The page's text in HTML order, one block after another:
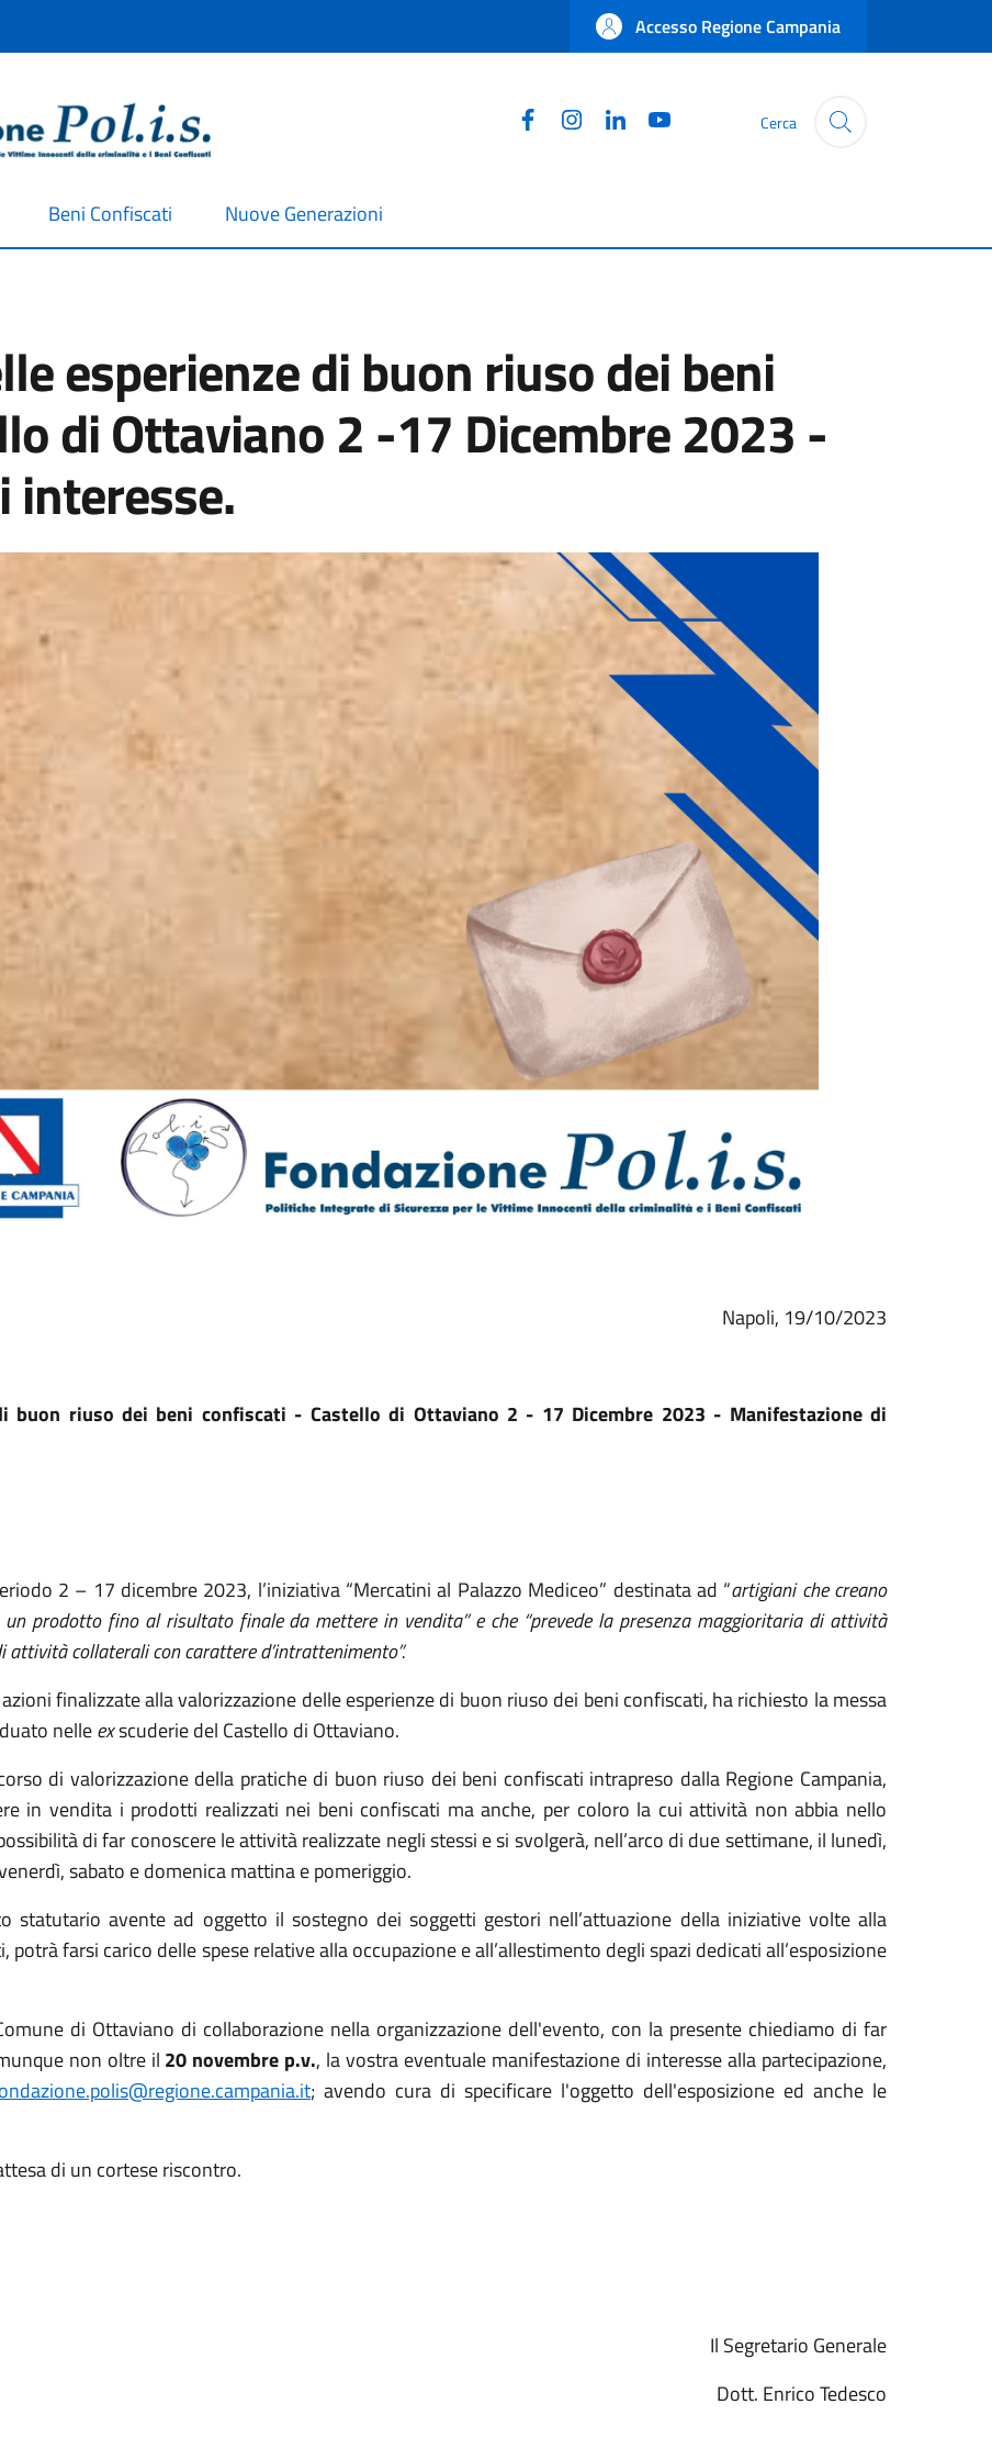
Accesso Regione Campania
FacebookInstagram
Linkedin Cerca
Beni Confiscati Nuove Generazioni
esperienze di buon riuso dei beni
di Ottaviano 2 -17 Dicembre 2023 -
interesse.
Napoli, 19/10/2023
buon riuso dei beni confiscati - Castello di Ottaviano 2 - 17 Dicembre 2023 - Manifestazione di
2 – 17 dicembre 2023, l’iniziativa “Mercatini al Palazzo Mediceo” destinata ad “artigiani che creano
prodotto fino al risultato finale da mettere in vendita” e che “prevede la presenza maggioritaria di attività
collaterali con carattere d’intrattenimento”.
finalizzate alla valorizzazione delle esperienze di buon riuso dei beni confiscati, ha richiesto la messa
nelleexscuderie del Castello di Ottaviano.
di valorizzazione della pratiche di buon riuso dei beni confiscati intrapreso dalla Regione Campania,
in vendita i prodotti realizzati nei beni confiscati ma anche, per coloro la cui attività non abbia nello
di far conoscere le attività realizzate negli stessi e si svolgerà, nell’arco di due settimane, il lunedì,
sabato e domenica mattina e pomeriggio.
statutario avente ad oggetto il sostegno dei soggetti gestori nell’attuazione della iniziative volte alla
farsi carico delle spese relative alla occupazione e all’allestimento degli spazi dedicati all’esposizione
di Ottaviano di collaborazione nella organizzazione dell'evento, con la presente chiediamo di far
non oltre il 20 novembre p.v., la vostra eventuale manifestazione di interesse alla partecipazione,
; avendo cura di specificare l'oggetto dell'esposizione ed anche le
di un cortese riscontro.
Il Segretario Generale
Dott. Enrico Tedesco